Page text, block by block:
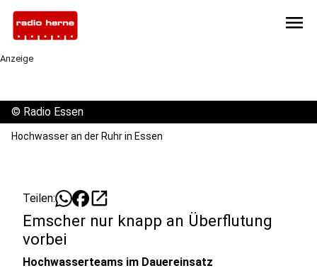
menu
Anzeige
© Radio Essen
Hochwasser an der Ruhr in Essen
Teilen: open_in_new
Emscher nur knapp an Überflutung
vorbei
Hochwasserteams im Dauereinsatz